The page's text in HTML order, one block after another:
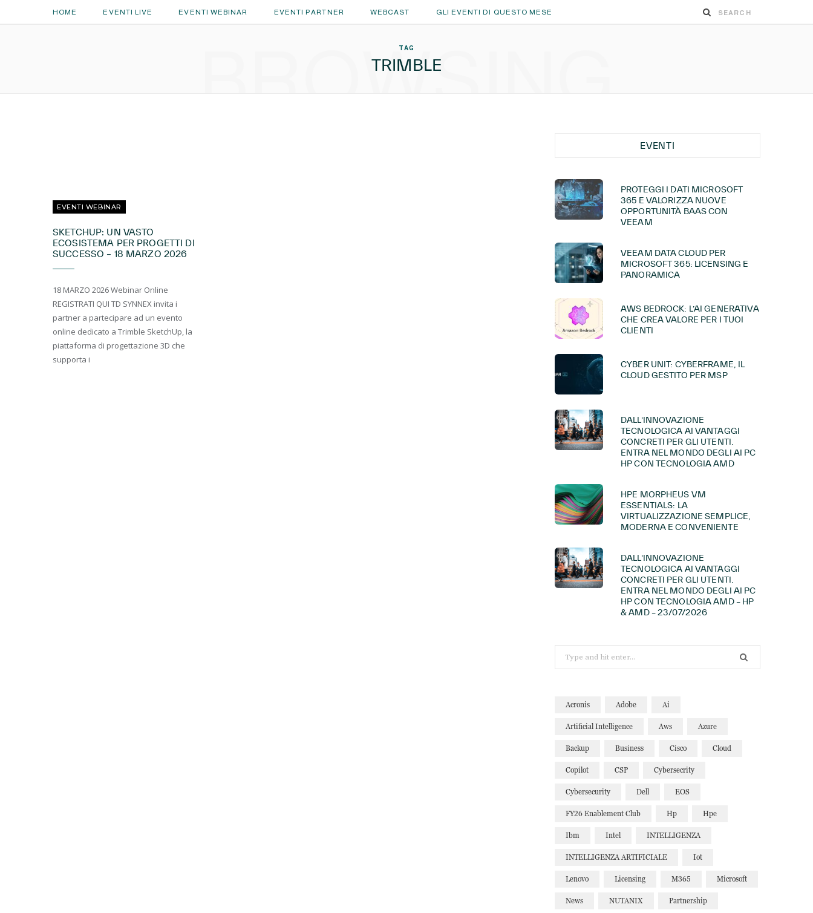
HOME EVENTI LIVE EVENTI WEBINAR EVENTI PARTNER WEBCAST GLI EVENTI DI QUESTO MESE
TAG
TRIMBLE
BROWSING
EVENTI WEBINAR
SKETCHUP: UN VASTO
ECOSISTEMA PER PROGETTI DI
SUCCESSO – 18 MARZO 2026
18 MARZO 2026 Webinar Online
REGISTRATI QUI TD SYNNEX invita i
partner a partecipare ad un evento
online dedicato a Trimble SketchUp, la
piattaforma di progettazione 3D che
supporta i
EVENTI
PROTEGGI I DATI MICROSOFT
365 E VALORIZZA NUOVE
OPPORTUNITÀ BAAS CON
VEEAM
VEEAM DATA CLOUD PER
MICROSOFT 365: LICENSING E
PANORAMICA
AWS BEDROCK: L’AI GENERATIVA
CHE CREA VALORE PER I TUOI
CLIENTI
CYBER UNIT: CYBERFRAME, IL
CLOUD GESTITO PER MSP
DALL’INNOVAZIONE
TECNOLOGICA AI VANTAGGI
CONCRETI PER GLI UTENTI.
ENTRA NEL MONDO DEGLI AI PC
HP CON TECNOLOGIA AMD
HPE MORPHEUS VM
ESSENTIALS: LA
VIRTUALIZZAZIONE SEMPLICE,
MODERNA E CONVENIENTE
DALL’INNOVAZIONE
TECNOLOGICA AI VANTAGGI
CONCRETI PER GLI UTENTI.
ENTRA NEL MONDO DEGLI AI PC
HP CON TECNOLOGIA AMD – HP
& AMD – 23/07/2026
for:
Acronis Adobe Ai
Artificial Intelligence Aws Azure
Backup Business Cisco Cloud
Copilot CSP Cybersecrity
Cybersecurity Dell EOS
FY26 Enablement Club Hp Hpe
Ibm Intel INTELLIGENZA
INTELLIGENZA ARTIFICIALE Iot
Lenovo Licensing M365 Microsoft
News NUTANIX Partnership